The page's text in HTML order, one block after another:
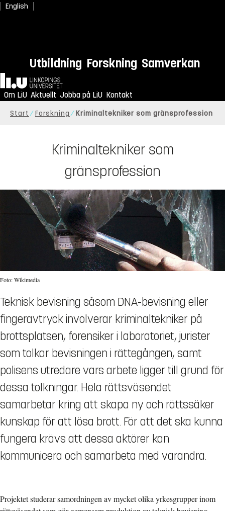
English
Utbildning Forskning Samverkan
Hem
Om LiU Aktuellt Jobba på LiU Kontakt
Start Forskning Kriminaltekniker som gränsprofession
Kriminaltekniker som
gränsprofession
Foto: Wikimedia
Teknisk bevisning såsom DNA-bevisning eller
fingeravtryck involverar kriminaltekniker på
brottsplatsen, forensiker i laboratoriet, jurister
som tolkar bevisningen i rättegången, samt
polisens utredare vars arbete ligger till grund för
dessa tolkningar. Hela rättsväsendet
samarbetar kring att skapa ny och rättssäker
kunskap för att lösa brott. För att det ska kunna
fungera krävs att dessa aktörer kan
kommunicera och samarbeta med varandra.
Projektet studerar samordningen av mycket olika yrkesgrupper inom